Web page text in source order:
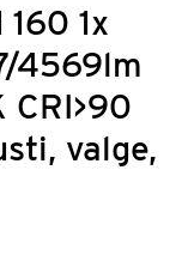
1x
4569lm
valge,